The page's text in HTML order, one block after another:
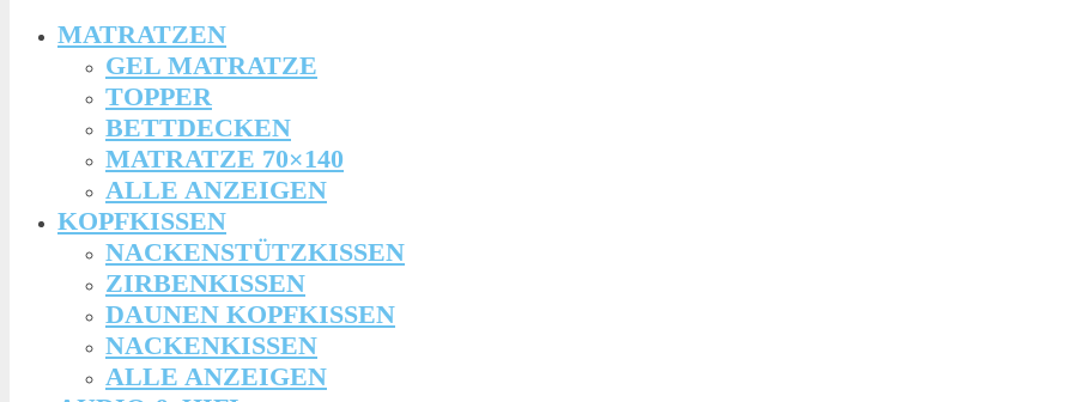
MATRATZEN
GEL MATRATZE
TOPPER
BETTDECKEN
MATRATZE 70×140
ALLE ANZEIGEN
KOPFKISSEN
NACKENSTÜTZKISSEN
ZIRBENKISSEN
DAUNEN KOPFKISSEN
NACKENKISSEN
ALLE ANZEIGEN